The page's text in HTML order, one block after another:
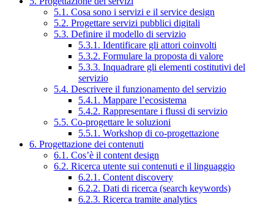
5.1. Cosa sono i servizi e il service design
5.2. Progettare servizi pubblici digitali
5.3. Definire il modello di servizio
5.3.1. Identificare gli attori coinvolti
5.3.2. Formulare la proposta di valore
5.3.3. Inquadrare gli elementi costitutivi del
servizio
5.4. Descrivere il funzionamento del servizio
5.4.1. Mappare l’ecosistema
5.4.2. Rappresentare i flussi di servizio
5.5. Co-progettare le soluzioni
5.5.1. Workshop di co-progettazione
6. Progettazione dei contenuti
6.1. Cos’è il content design
6.2. Ricerca utente sui contenuti e il linguaggio
6.2.1. Content discovery
6.2.2. Dati di ricerca (search keywords)
6.2.3. Ricerca tramite analytics